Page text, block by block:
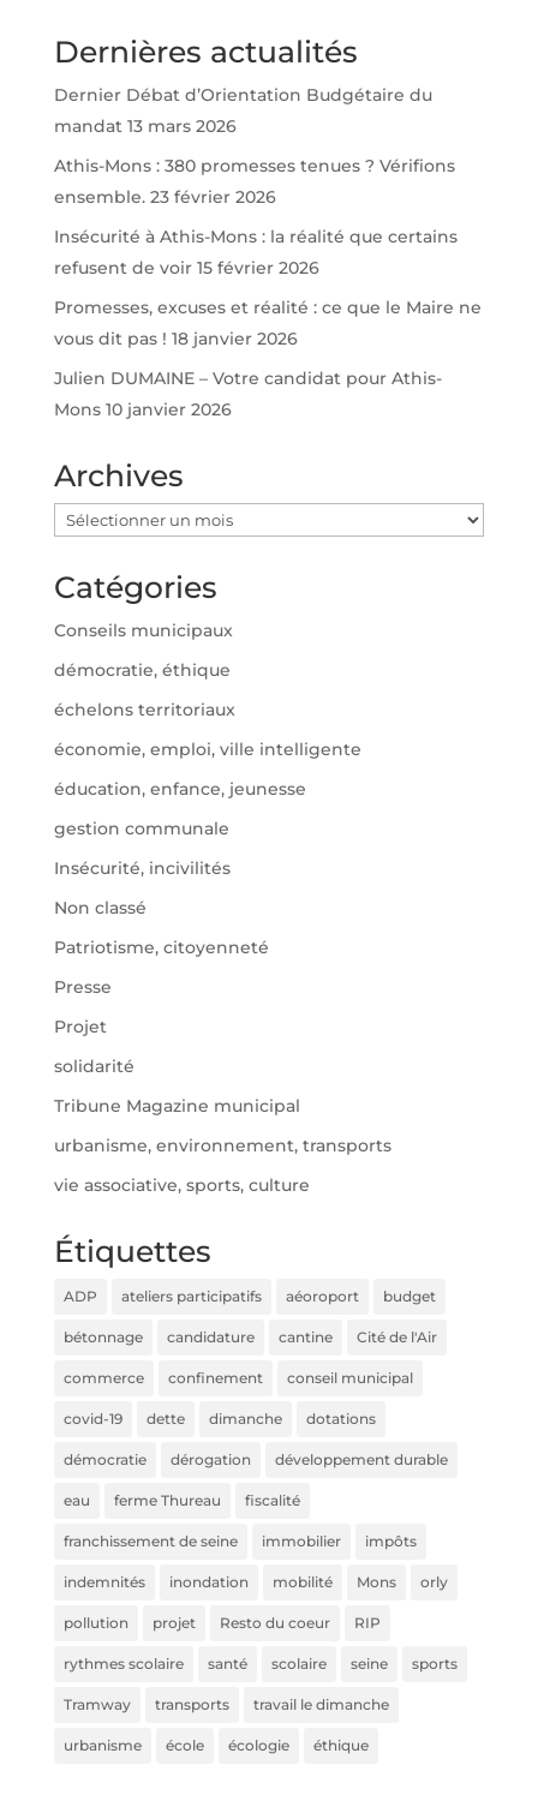
Dernières actualités
Dernier Débat d’Orientation Budgétaire du
mandat 13 mars 2026
Athis-Mons : 380 promesses tenues ? Vérifions
ensemble. 23 février 2026
Insécurité à Athis-Mons : la réalité que certains
refusent de voir 15 février 2026
Promesses, excuses et réalité : ce que le Maire ne
vous dit pas ! 18 janvier 2026
Julien DUMAINE – Votre candidat pour Athis-
Mons 10 janvier 2026
Archives
Archives
Catégories
Conseils municipaux
démocratie, éthique
échelons territoriaux
économie, emploi, ville intelligente
éducation, enfance, jeunesse
gestion communale
Insécurité, incivilités
Non classé
Patriotisme, citoyenneté
Presse
Projet
solidarité
Tribune Magazine municipal
urbanisme, environnement, transports
vie associative, sports, culture
Étiquettes
ADP ateliers participatifs aéoroport budget
bétonnage candidature cantine Cité de l'Air
commerce confinement conseil municipal
covid-19 dette dimanche dotations
démocratie dérogation développement durable
eau ferme Thureau fiscalité
franchissement de seine immobilier impôts
indemnités inondation mobilité Mons orly
pollution projet Resto du coeur RIP
rythmes scolaire santé scolaire seine sports
Tramway transports travail le dimanche
urbanisme école écologie éthique